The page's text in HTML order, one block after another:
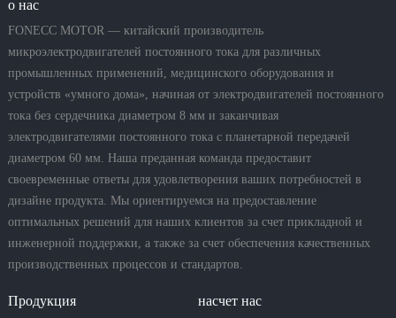
о нас
FONECC MOTOR — китайский производитель
микроэлектродвигателей постоянного тока для различных
промышленных применений, медицинского оборудования и
устройств «умного дома», начиная от электродвигателей постоянного
тока без сердечника диаметром 8 мм и заканчивая
электродвигателями постоянного тока с планетарной передачей
диаметром 60 мм. Наша преданная команда предоставит
своевременные ответы для удовлетворения ваших потребностей в
дизайне продукта. Мы ориентируемся на предоставление
оптимальных решений для наших клиентов за счет прикладной и
инженерной поддержки, а также за счет обеспечения качественных
производственных процессов и стандартов.
Продукция насчет нас